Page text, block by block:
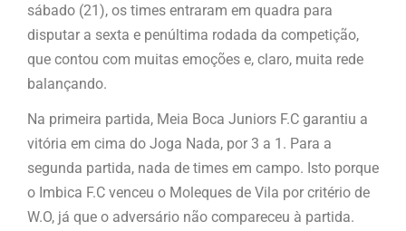
sábado (21), os times entraram em quadra para
disputar a sexta e penúltima rodada da competição,
que contou com muitas emoções e, claro, muita rede
balançando.
Na primeira partida, Meia Boca Juniors F.C garantiu a
vitória em cima do Joga Nada, por 3 a 1. Para a
segunda partida, nada de times em campo. Isto porque
o Imbica F.C venceu o Moleques de Vila por critério de
W.O, já que o adversário não compareceu à partida.